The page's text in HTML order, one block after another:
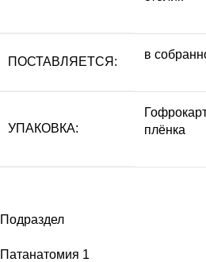
Подраздел
Патанатомия 1
ПОСТАВЛЯЕТСЯ:
в
УПАКОВКА:
плёнка